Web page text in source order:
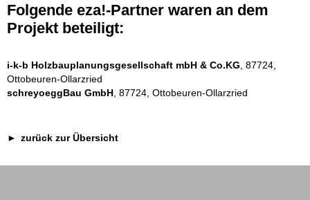
Folgende eza!-Partner waren an dem
Projekt beteiligt:
i-k-b Holzbauplanungsgesellschaft mbH & Co.KG , 87724,
Ottobeuren-Ollarzried
schreyoeggBau GmbH , 87724, Ottobeuren-Ollarzried
zurück zur Übersicht